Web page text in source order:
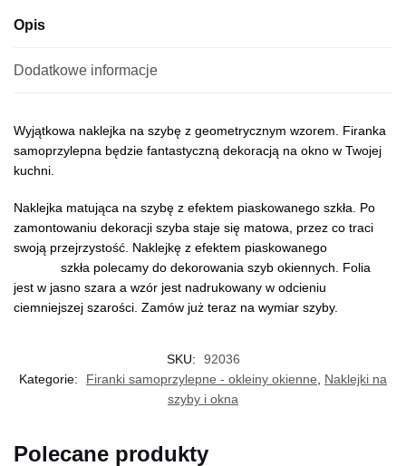
Opis
Dodatkowe informacje
Wyjątkowa naklejka na szybę z geometrycznym wzorem. Firanka
samoprzylepna będzie fantastyczną dekoracją na okno w Twojej
kuchni.
Naklejka matująca na szybę z efektem piaskowanego szkła. Po
zamontowaniu dekoracji szyba staje się matowa, przez co traci
swoją przejrzystość. Naklejkę z efektem piaskowanego
szkła polecamy do dekorowania szyb okiennych. Folia
jest w jasno szara a wzór jest nadrukowany w odcieniu
ciemniejszej szarości. Zamów już teraz na wymiar szyby.
SKU:
92036
Kategorie:
Firanki samoprzylepne - okleiny okienne
Naklejki na
szyby i okna
Polecane produkty